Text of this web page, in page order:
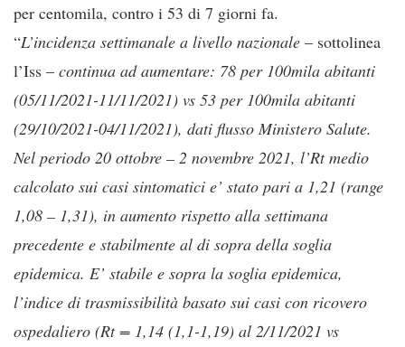
per centomila, contro i 53 di 7 giorni fa.
“L’incidenza settimanale a livello nazionale – sottolinea
l’Iss – continua ad aumentare: 78 per 100mila abitanti
(05/11/2021-11/11/2021) vs 53 per 100mila abitanti
(29/10/2021-04/11/2021), dati flusso Ministero Salute.
Nel periodo 20 ottobre – 2 novembre 2021, l’Rt medio
calcolato sui casi sintomatici e’ stato pari a 1,21 (range
1,08 – 1,31), in aumento rispetto alla settimana
precedente e stabilmente al di sopra della soglia
epidemica. E’ stabile e sopra la soglia epidemica,
l’indice di trasmissibilità basato sui casi con ricovero
ospedaliero (Rt = 1,14 (1,1-1,19) al 2/11/2021 vs